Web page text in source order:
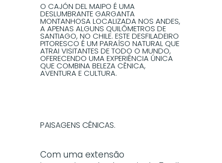
O CAJÓN DEL MAIPO É UMA
DESLUMBRANTE GARGANTA
MONTANHOSA LOCALIZADA NOS ANDES,
A APENAS ALGUNS QUILÔMETROS DE
SANTIAGO, NO CHILE. ESTE DESFILADEIRO
PITORESCO É UM PARAÍSO NATURAL QUE
ATRAI VISITANTES DE TODO O MUNDO,
OFERECENDO UMA EXPERIÊNCIA ÚNICA
QUE COMBINA BELEZA CÊNICA,
AVENTURA E CULTURA.
PAISAGENS CÊNICAS.
Com uma extensão